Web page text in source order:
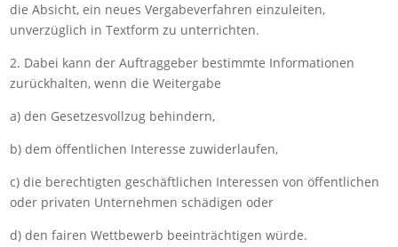
die Absicht, ein neues Vergabeverfahren einzuleiten,
unverzüglich in Textform zu unterrichten.
2. Dabei kann der Auftraggeber bestimmte Informationen
zurückhalten, wenn die Weitergabe
a) den Gesetzesvollzug behindern,
b) dem öffentlichen Interesse zuwiderlaufen,
c) die berechtigten geschäftlichen Interessen von öffentlichen
oder privaten Unternehmen schädigen oder
d) den fairen Wettbewerb beeinträchtigen würde.